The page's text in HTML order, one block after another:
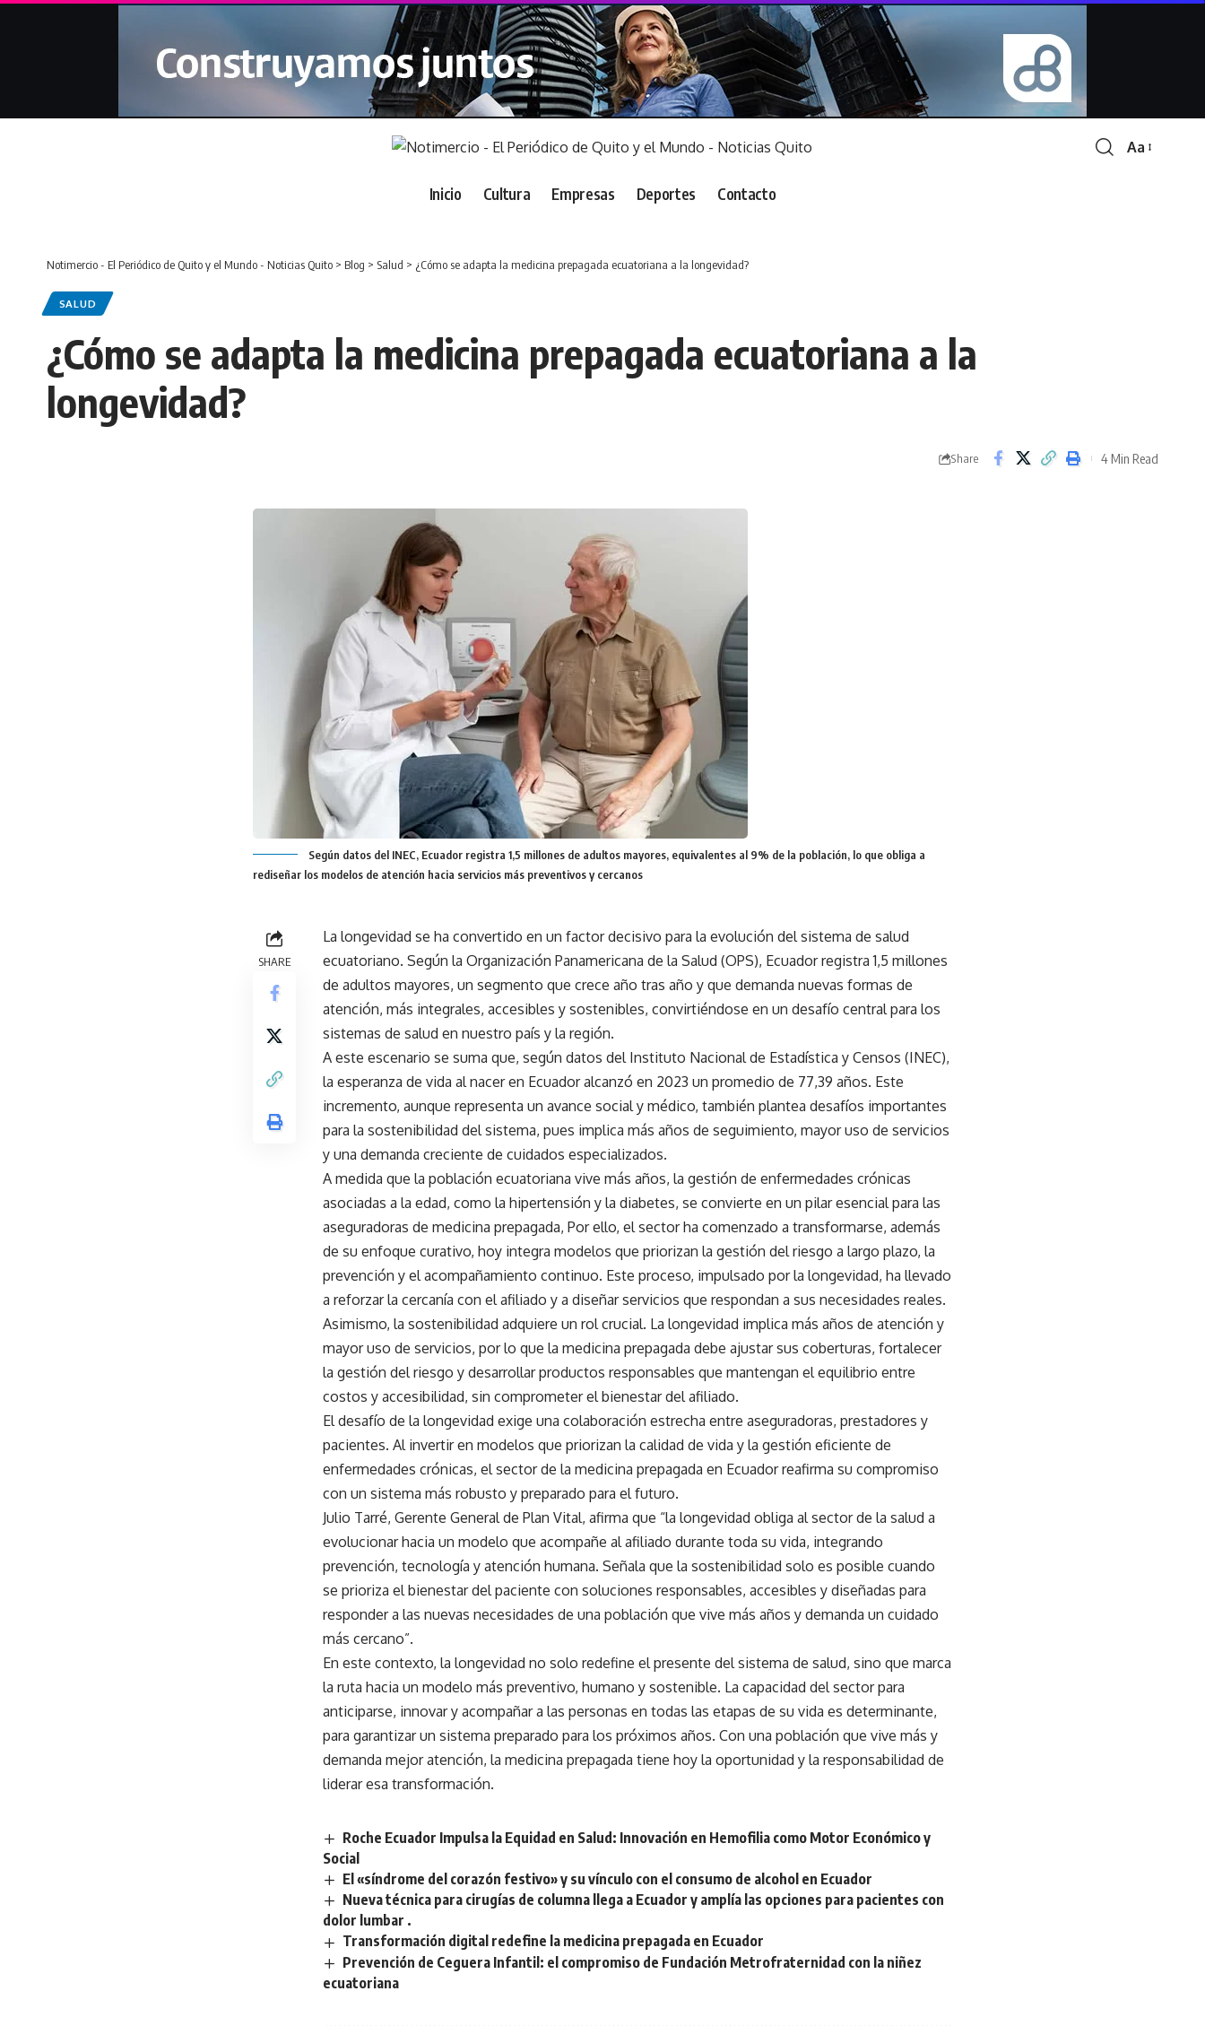
Font
Aa
Inicio Cultura Empresas Deportes Contacto
Notimercio - El Periódico de Quito y el Mundo - Noticias Quito > Blog > Salud > ¿Cómo se adapta la medicina prepagada ecuatoriana a la longevidad?
SALUD
¿Cómo se adapta la medicina prepagada ecuatoriana a la
longevidad?
Share 4 Min Read
Según datos del INEC, Ecuador registra 1,5 millones de adultos mayores, equivalentes al 9% de la población, lo que obliga a
rediseñar los modelos de atención hacia servicios más preventivos y cercanos
SHARE
La longevidad se ha convertido en un factor decisivo para la evolución del sistema de salud
ecuatoriano. Según la Organización Panamericana de la Salud (OPS), Ecuador registra 1,5 millones
de adultos mayores, un segmento que crece año tras año y que demanda nuevas formas de
atención, más integrales, accesibles y sostenibles, convirtiéndose en un desafío central para los
sistemas de salud en nuestro país y la región.
A este escenario se suma que, según datos del Instituto Nacional de Estadística y Censos (INEC),
la esperanza de vida al nacer en Ecuador alcanzó en 2023 un promedio de 77,39 años. Este
incremento, aunque representa un avance social y médico, también plantea desafíos importantes
para la sostenibilidad del sistema, pues implica más años de seguimiento, mayor uso de servicios
y una demanda creciente de cuidados especializados.
A medida que la población ecuatoriana vive más años, la gestión de enfermedades crónicas
asociadas a la edad, como la hipertensión y la diabetes, se convierte en un pilar esencial para las
aseguradoras de medicina prepagada, Por ello, el sector ha comenzado a transformarse, además
de su enfoque curativo, hoy integra modelos que priorizan la gestión del riesgo a largo plazo, la
prevención y el acompañamiento continuo. Este proceso, impulsado por la longevidad, ha llevado
a reforzar la cercanía con el afiliado y a diseñar servicios que respondan a sus necesidades reales.
Asimismo, la sostenibilidad adquiere un rol crucial. La longevidad implica más años de atención y
mayor uso de servicios, por lo que la medicina prepagada debe ajustar sus coberturas, fortalecer
la gestión del riesgo y desarrollar productos responsables que mantengan el equilibrio entre
costos y accesibilidad, sin comprometer el bienestar del afiliado.
El desafío de la longevidad exige una colaboración estrecha entre aseguradoras, prestadores y
pacientes. Al invertir en modelos que priorizan la calidad de vida y la gestión eficiente de
enfermedades crónicas, el sector de la medicina prepagada en Ecuador reafirma su compromiso
con un sistema más robusto y preparado para el futuro.
Julio Tarré, Gerente General de Plan Vital, afirma que “la longevidad obliga al sector de la salud a
evolucionar hacia un modelo que acompañe al afiliado durante toda su vida, integrando
prevención, tecnología y atención humana. Señala que la sostenibilidad solo es posible cuando
se prioriza el bienestar del paciente con soluciones responsables, accesibles y diseñadas para
responder a las nuevas necesidades de una población que vive más años y demanda un cuidado
más cercano”.
En este contexto, la longevidad no solo redefine el presente del sistema de salud, sino que marca
la ruta hacia un modelo más preventivo, humano y sostenible. La capacidad del sector para
anticiparse, innovar y acompañar a las personas en todas las etapas de su vida es determinante,
para garantizar un sistema preparado para los próximos años. Con una población que vive más y
demanda mejor atención, la medicina prepagada tiene hoy la oportunidad y la responsabilidad de
liderar esa transformación.
Roche Ecuador Impulsa la Equidad en Salud: Innovación en Hemofilia como Motor Económico y
Social
El «síndrome del corazón festivo» y su vínculo con el consumo de alcohol en Ecuador
Nueva técnica para cirugías de columna llega a Ecuador y amplía las opciones para pacientes con
dolor lumbar .
Transformación digital redefine la medicina prepagada en Ecuador
Prevención de Ceguera Infantil: el compromiso de Fundación Metrofraternidad con la niñez
ecuatoriana